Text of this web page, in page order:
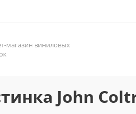
магазин виниловых
John